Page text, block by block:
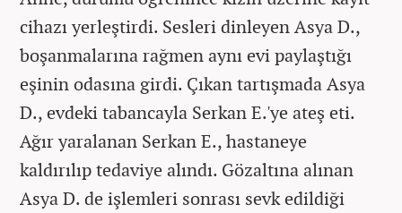
cihazı yerleştirdi. Sesleri dinleyen Asya D.,
boşanmalarına rağmen aynı evi paylaştığı
eşinin odasına girdi. Çıkan tartışmada Asya
D., evdeki tabancayla Serkan E.'ye ateş eti.
Ağır yaralanan Serkan E., hastaneye
kaldırılıp tedaviye alındı. Gözaltına alınan
Asya D. de işlemleri sonrası sevk edildiği